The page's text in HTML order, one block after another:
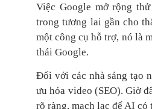
Việc Google mở rộng
trong tương lai gần cho
một công cụ hỗ trợ, nó là
thái Google.
Đối với các nhà sáng tạo
ưu hóa video (SEO). Giờ
rõ ràng, mạch lạc để AI